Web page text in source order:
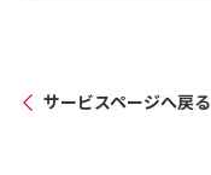
サービスページへ戻る